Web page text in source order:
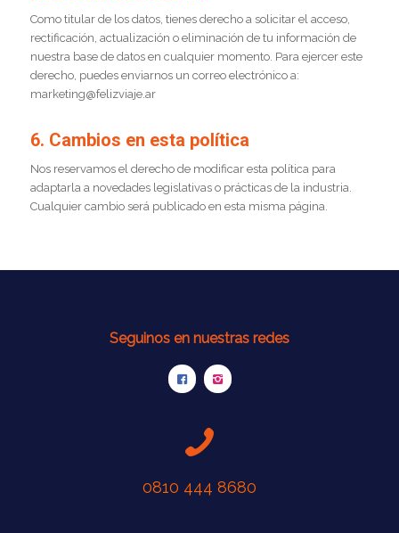
Como titular de los datos, tienes derecho a solicitar el acceso,
rectificación, actualización o eliminación de tu información de
nuestra base de datos en cualquier momento. Para ejercer este
derecho, puedes enviarnos un correo electrónico a:
marketing@felizviaje.ar
6. Cambios en esta política
Nos reservamos el derecho de modificar esta política para
adaptarla a novedades legislativas o prácticas de la industria.
Cualquier cambio será publicado en esta misma página.
Seguinos en nuestras redes
0810 444 8680